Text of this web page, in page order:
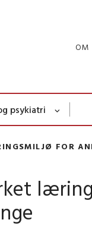
OM
psykiatri
FOR